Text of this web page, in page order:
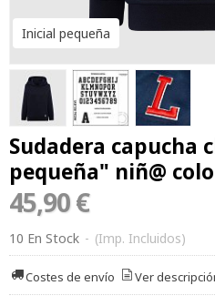
Inicial pequeña
Sudadera capucha
pequeña" niñ@
45,90 €
10 En Stock - (Imp. Incluidos)
Costes de envío Ver